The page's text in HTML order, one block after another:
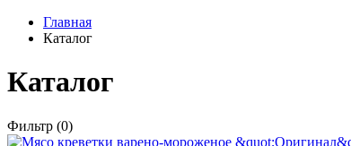
Главная
Каталог
Каталог
Фильтр (0)